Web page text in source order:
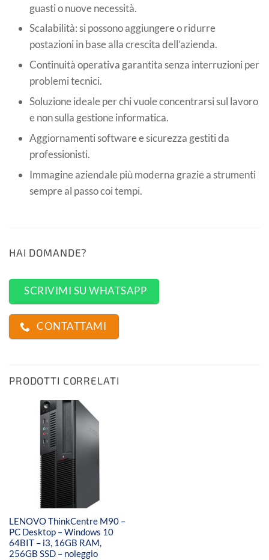
guasti o nuove necessità.
Scalabilità: si possono aggiungere o ridurre
postazioni in base alla crescita dell’azienda.
Continuità operativa garantita senza interruzioni per
problemi tecnici.
Soluzione ideale per chi vuole concentrarsi sul lavoro
e non sulla gestione informatica.
Aggiornamenti software e sicurezza gestiti da
professionisti.
Immagine aziendale più moderna grazie a strumenti
sempre al passo coi tempi.
HAI DOMANDE?
SCRIVIMI SU WHATSAPP
CONTATTAMI
PRODOTTI CORRELATI
LENOVO ThinkCentre M90 –
PC Desktop – Windows 10
64BIT – i3, 16GB RAM,
256GB SSD – noleggio